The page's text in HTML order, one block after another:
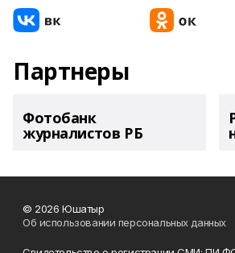
Партнеры
Фотобанк
журналистов РБ
© 2026 Юшатыр
Об использовании персональных данных